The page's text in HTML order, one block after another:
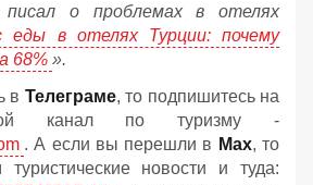
писал о проблемах в отелях
еды в отелях Турции: почему
68% ».
в Телеграме, то подпишитесь на
канал по туризму -
. А если вы перешли в Мах, то
новости и туда: